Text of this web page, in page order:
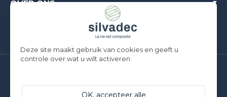
OVER ONS
Parc d’Activités de l’Estuaire
F-56190 ARZAL | T. +33 (0)2 97 450 900
Deze site maakt gebruik van cookies en geeft u
controle over wat u wilt activeren
OK, accepteer alle